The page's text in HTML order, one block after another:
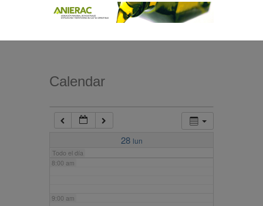
Calendar
28 lun
Todo el día
7:00 am
8:00 am
9:00 am